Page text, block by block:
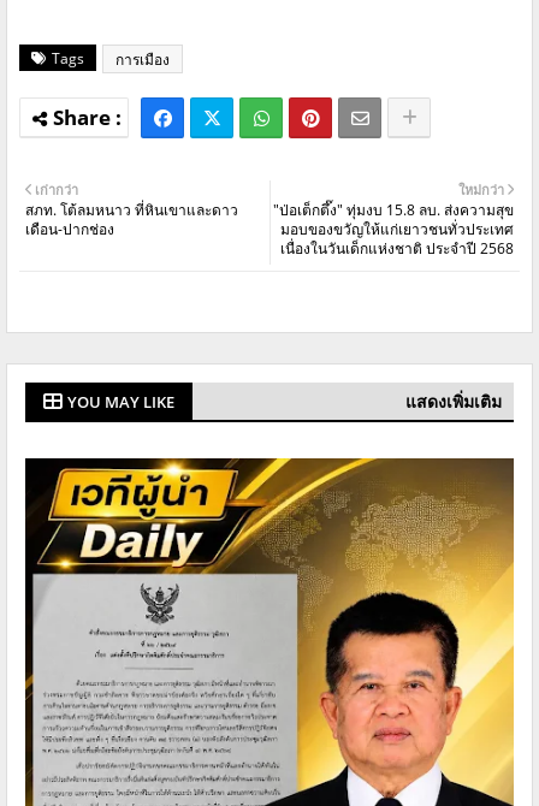
Tags การเมือง
ใหม่กว่า
"ป่อเต็กตึ๊ง" ทุ่มงบ 15.8 ลบ. ส่งความสุข
มอบของขวัญให้แก่เยาวชนทั่วประเทศ
เนื่องในวันเด็กแห่งชาติ ประจำปี 2568
เก่ากว่า
สภท. โต้ลมหนาว ที่หินเขาและดาว
เดือน-ปากช่อง
YOU MAY LIKE แสดงเพิ่มเติม